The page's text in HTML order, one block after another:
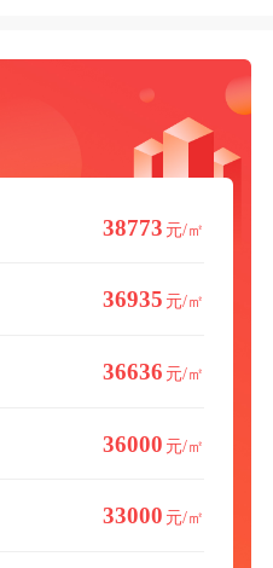
38773 元/㎡
36935 元/㎡
36636 元/㎡
36000 元/㎡
33000 元/㎡